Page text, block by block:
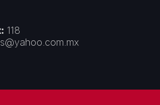
con Empresas
con Universidades
Financiados
Departamentales
de Cómputo
118